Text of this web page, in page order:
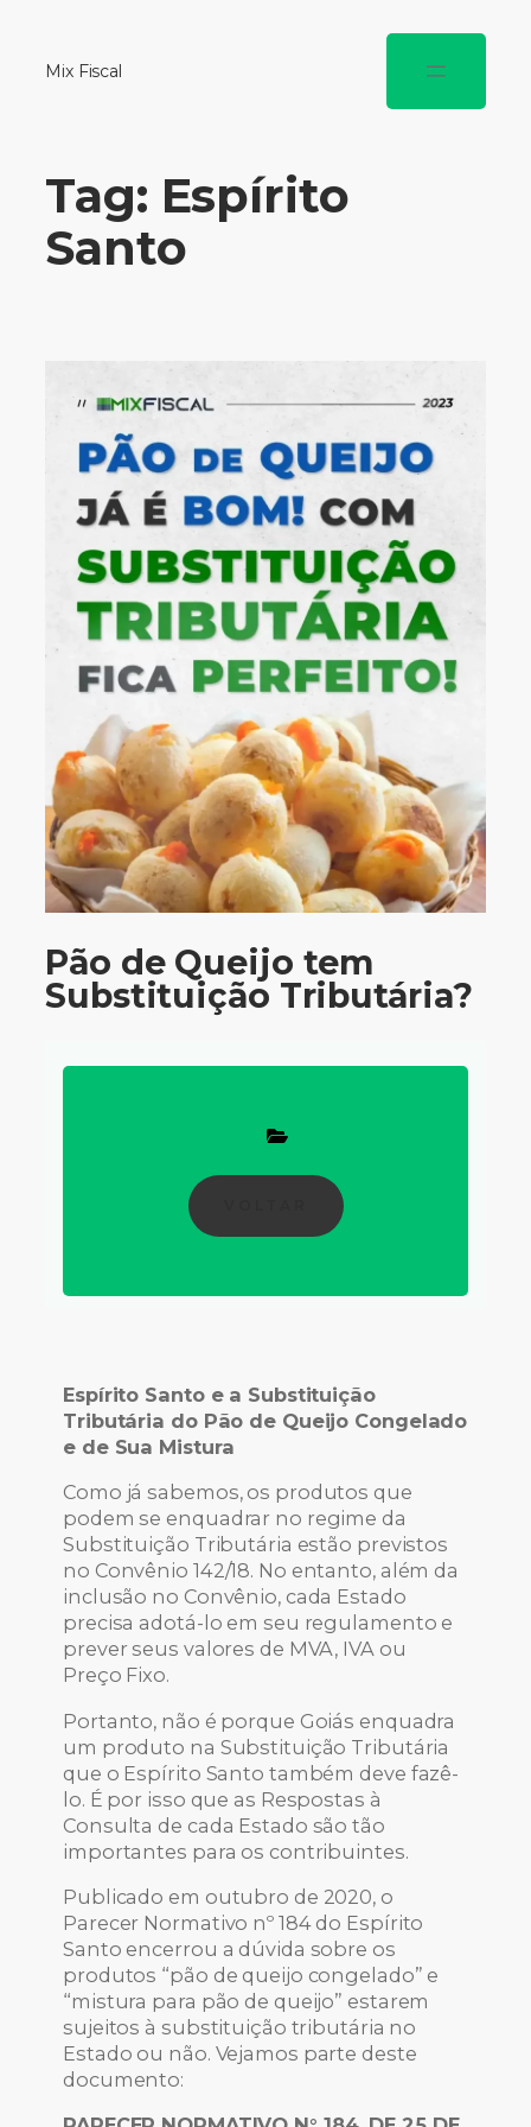
Mix Fiscal
Tag: Espírito
Santo
Pão de Queijo tem
Substituição Tributária?
Espírito Santo e a Substituição
Tributária do Pão de Queijo Congelado
e de Sua Mistura
Como já sabemos, os produtos que
podem se enquadrar no regime da
Substituição Tributária estão previstos
no Convênio 142/18. No entanto, além da
inclusão no Convênio, cada Estado
precisa adotá-lo em seu regulamento e
prever seus valores de MVA, IVA ou
Preço Fixo.
Portanto, não é porque Goiás enquadra
um produto na Substituição Tributária
que o Espírito Santo também deve fazê-
lo. É por isso que as Respostas à
Consulta de cada Estado são tão
importantes para os contribuintes.
Publicado em outubro de 2020, o
Parecer Normativo nº 184 do Espírito
Santo encerrou a dúvida sobre os
produtos “pão de queijo congelado” e
“mistura para pão de queijo” estarem
sujeitos à substituição tributária no
Estado ou não. Vejamos parte deste
documento: